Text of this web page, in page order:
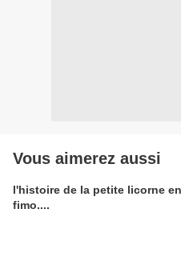
Vous aimerez aussi
l'histoire de la petite licorne en
fimo....